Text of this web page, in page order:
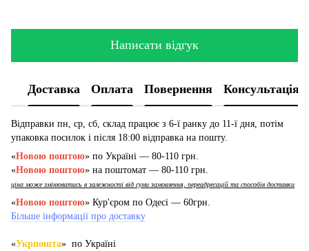
Написати відгук
Доставка Оплата Повернення Консультація
Відправки пн, ср, сб, склад працює з 6-ї ранку до 11-ї дня, потім
упаковка посилок і після 18:00 відправка на пошту.
«Новою поштою» по Україні — 80-110 грн.
«Новою поштою» на поштомат — 80-110 грн.
ціна може змінюватись в залежності від суми замовлення, переадресацій та способів доставки
«Новою поштою» Кур'єром по Одесі — 60грн.
Більше інформації про доставку
«Укрпошта» по Україні